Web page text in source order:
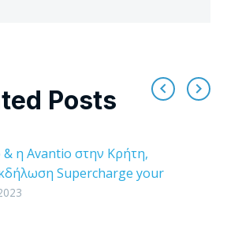
Posts
η Avantio στην Κρήτη,
Supercharge your
2024!